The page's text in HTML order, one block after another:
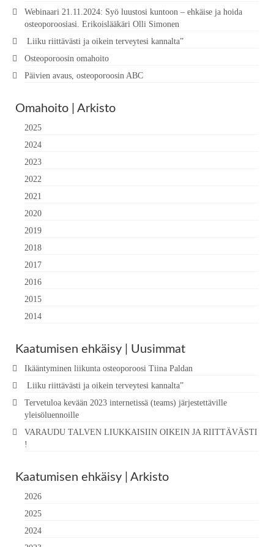
Webinaari 21.11.2024: Syö luustosi kuntoon – ehkäise ja hoida
osteoporoosiasi. Erikoislääkäri Olli Simonen
Liiku riittävästi ja oikein terveytesi kannalta”
Osteoporoosin omahoito
Päivien avaus, osteoporoosin ABC
Omahoito | Arkisto
2025
2024
2023
2022
2021
2020
2019
2018
2017
2016
2015
2014
Kaatumisen ehkäisy | Uusimmat
Ikääntyminen liikunta osteoporoosi Tiina Paldan
Liiku riittävästi ja oikein terveytesi kannalta”
Tervetuloa kevään 2023 internetissä (teams) järjestettäville
yleisöluennoille
VARAUDU TALVEN LIUKKAISIIN OIKEIN JA RIITTÄVÄSTI
!
Kaatumisen ehkäisy | Arkisto
2026
2025
2024